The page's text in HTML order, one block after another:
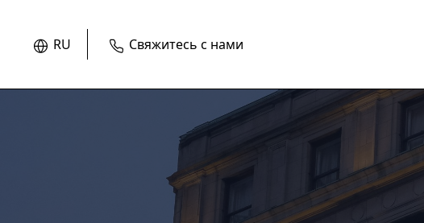
RU Свяжитесь с нами